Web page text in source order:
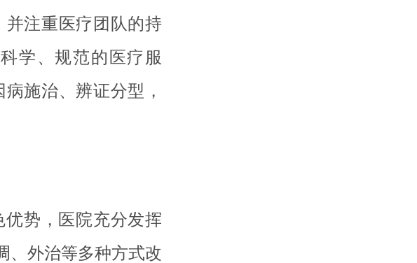
注重医疗团队的持
学、规范的医疗服
施治、辨证分型，
势，医院充分发挥
、外治等多种方式改